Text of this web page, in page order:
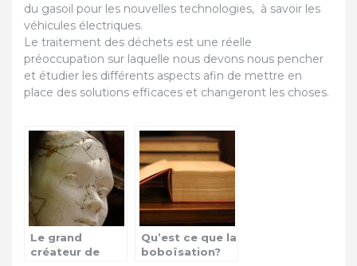
du gasoil pour les nouvelles technologies, à savoir les
véhicules électriques.
Le traitement des déchets est une réelle
préoccupation sur laquelle nous devons nous pencher
et étudier les différents aspects afin de mettre en
place des solutions efficaces et changeront les choses.
Le grand
créateur de
Qu’est ce que la
boboïsation?